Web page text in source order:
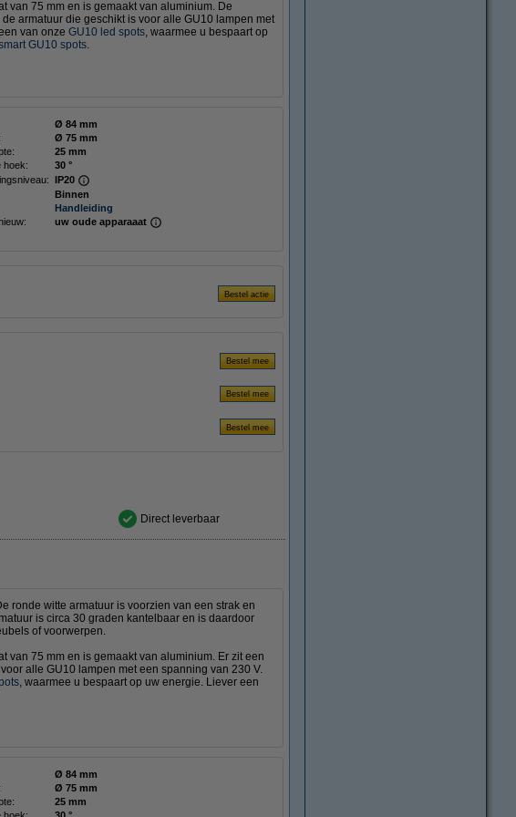
van 75 mm en is gemaakt van aluminium. De
armatuur die geschikt is voor alle GU10 lampen met
van onze GU10 led spots, waarmee u bespaart op
GU10 spots.
Ø 84 mm
Ø 75 mm
25 mm
hoek:
30 °
IP20
Binnen
Handleiding
uw oude apparaaat
Direct leverbaar
ronde witte armatuur is voorzien van een strak en
is circa 30 graden kantelbaar en is daardoor
of voorwerpen.
van 75 mm en is gemaakt van aluminium. Er zit een
alle GU10 lampen met een spanning van 230 V.
, waarmee u bespaart op uw energie. Liever een
Ø 84 mm
Ø 75 mm
25 mm